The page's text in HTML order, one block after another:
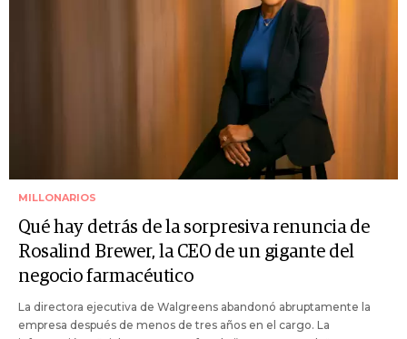
MILLONARIOS
Qué hay detrás de la sorpresiva renuncia de
Rosalind Brewer, la CEO de un gigante del
negocio farmacéutico
La directora ejecutiva de Walgreens abandonó abruptamente la
empresa después de menos de tres años en el cargo. La